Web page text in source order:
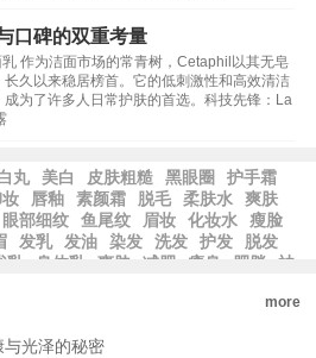
口碑的双重考量
作为洁面市场的常青树，Cetaphil以其无皂
久以来稳居榜首。它的低刺激性和高效清洁
为了许多人日常护肤的首选。科技先锋：La
丸 美白 皮肤粗糙 黑眼圈
护手霜
唇釉 素颜霜 脱毛 柔肤水
爽肤
眼部细纹 鱼尾纹 眉妆 化妆水
瘦脸
发乳 发油 染发 洗发 护发
脱发
乳 身体乳 爽肤 减肥 瘦身 肥胖
祛
more
光泽的秘密